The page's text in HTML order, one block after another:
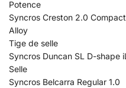
Potence
Syncros Creston 2.0 Compact
Alloy
Tige de selle
Syncros Duncan SL D-shape
Selle
Syncros Belcarra Regular 1.0